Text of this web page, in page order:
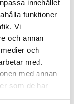
innehållet
funktioner
Vi
och annan
och
med.
med annan
som de har